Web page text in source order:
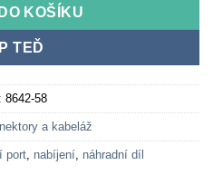
KOŠÍKU
TEĎ
8642-58
a kabeláž
port, nabíjení, náhradní díl